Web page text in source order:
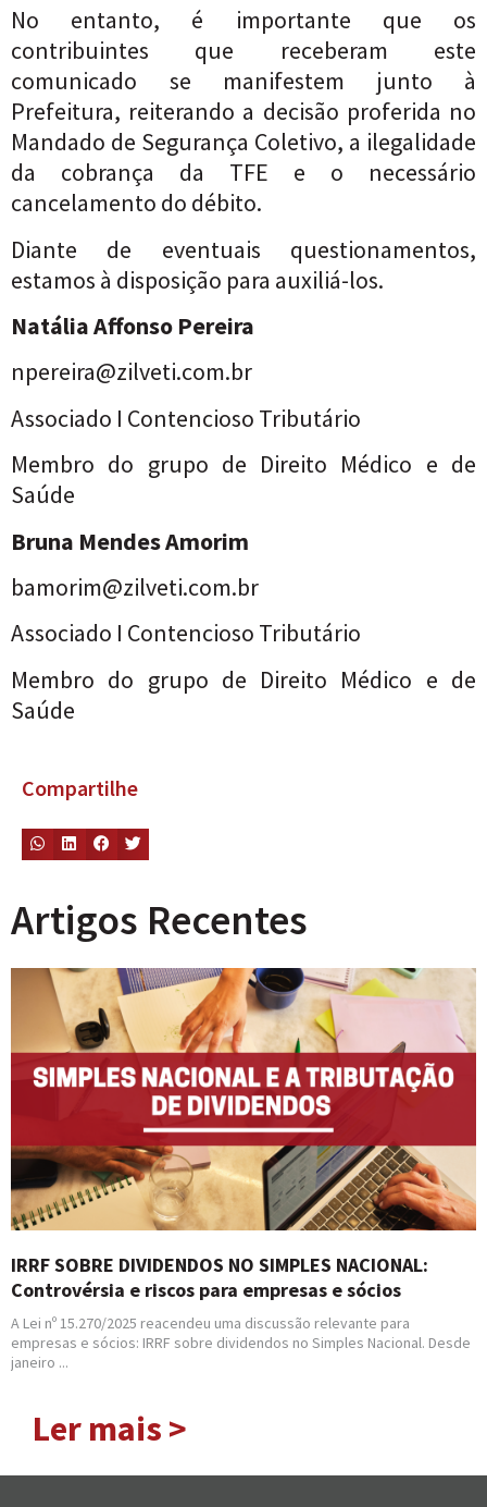
No entanto, é importante que os
contribuintes que receberam este
comunicado se manifestem junto à
Prefeitura, reiterando a decisão proferida no
Mandado de Segurança Coletivo, a ilegalidade
da cobrança da TFE e o necessário
cancelamento do débito.
Diante de eventuais questionamentos,
estamos à disposição para auxiliá-los.
Natália Affonso Pereira
npereira@zilveti.com.br
Associado I Contencioso Tributário
Membro do grupo de Direito Médico e de
Saúde
Bruna Mendes Amorim
bamorim@zilveti.com.br
Associado I Contencioso Tributário
Membro do grupo de Direito Médico e de
Saúde
Compartilhe
Artigos Recentes
IRRF SOBRE DIVIDENDOS NO SIMPLES NACIONAL:
Controvérsia e riscos para empresas e sócios
A Lei nº 15.270/2025 reacendeu uma discussão relevante para
empresas e sócios: IRRF sobre dividendos no Simples Nacional. Desde
janeiro ...
Ler mais >